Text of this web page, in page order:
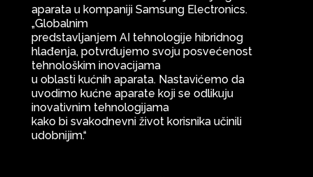
aparata u kompaniji Samsung Electronics.
„Globalnim
predstavljanjem AI tehnologije hibridnog
hlađenja, potvrđujemo svoju posvećenost
tehnološkim inovacijama
u oblasti kućnih aparata. Nastavićemo da
uvodimo kućne aparate koji se odlikuju
inovativnim tehnologijama
kako bi svakodnevni život korisnika učinili
udobnijim.“